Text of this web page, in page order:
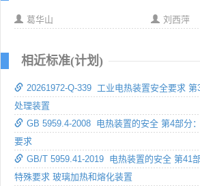
葛华山 刘西萍
相近标准(计划)
20261972-Q-339 工业电热装置安全要求
处理装置
GB 5959.4-2008 电热装置的安全 第4部分
要求
GB/T 5959.41-2019 电热装置的安全 第41
特殊要求 玻璃加热和熔化装置